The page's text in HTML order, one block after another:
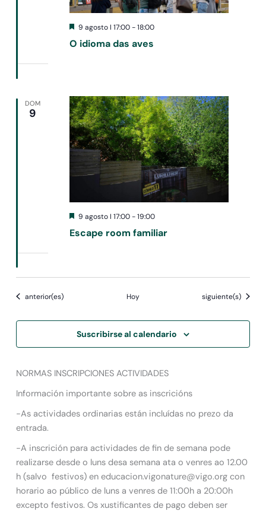
O idioma das aves
Destacado
9 agosto I 17:00-18:00
DOM
9
Escape room familiar
Destacado
9 agosto I 17:00-19:00
Eventos
anterior(es) Hoy Eventos
siguiente(s)
Suscribirse al calendario
NORMAS INSCRIPCIONES ACTIVIDADES
Información importante sobre as inscricións
-As actividades ordinarias están incluídas no prezo da
entrada.
-A inscrición para actividades de fin de semana pode
realizarse desde o luns desa semana ata o venres ao 12.00
h (salvo festivos) en educacion.vigonature@vigo.org con
horario ao público de luns a venres de 11:00h a 20:00h
excepto festivos. Os xustificantes de pago deben ser